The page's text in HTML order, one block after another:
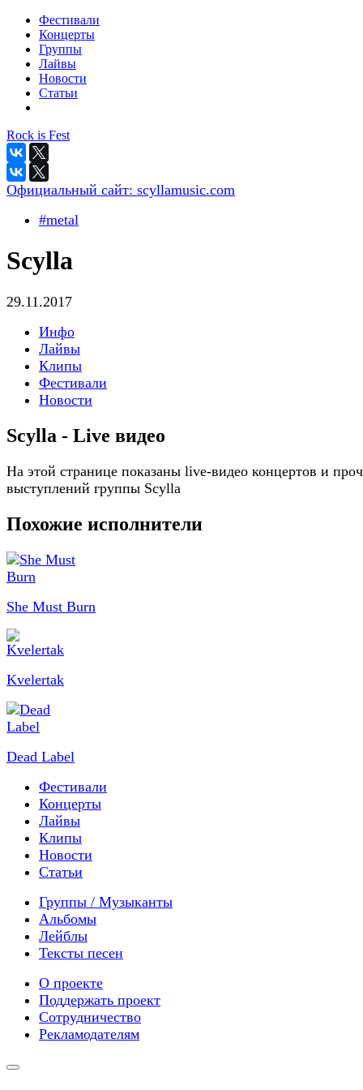
Фестивали
Концерты
Группы
Лайвы
Новости
Статьи
Rock is Fest
Официальный сайт: scyllamusic.com
#metal
Scylla
29.11.2017
Инфо
Лайвы
Клипы
Фестивали
Новости
Scylla - Live видео
На этой странице показаны live-видео концертов и
выступлений группы Scylla
Похожие исполнители
She Must Burn
Kvelertak
Dead Label
Фестивали
Концерты
Лайвы
Клипы
Новости
Статьи
Группы / Музыканты
Альбомы
Лейблы
Тексты песен
О проекте
Поддержать проект
Сотрудничество
Рекламодателям